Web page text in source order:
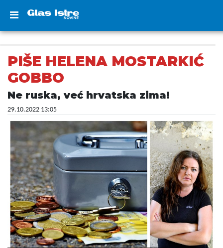
PIŠE HELENA MOSTARKIĆ
GOBBO
Ne ruska, već hrvatska zima!
29.10.2022 13:05